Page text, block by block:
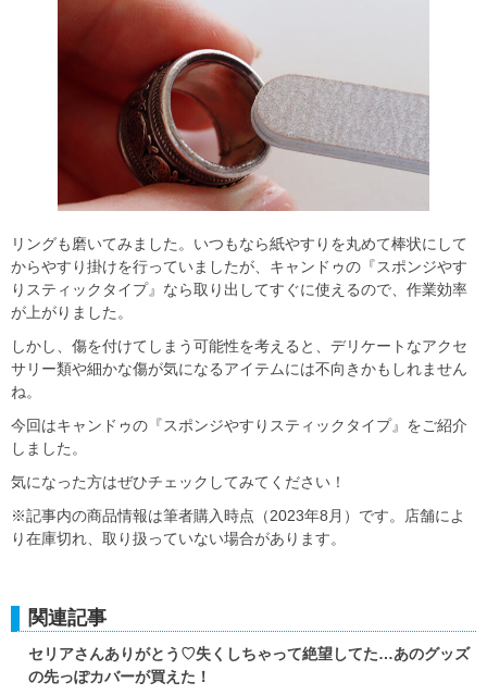
リングも磨いてみました。いつもなら紙やすりを丸めて棒状にして
からやすり掛けを行っていましたが、キャンドゥの『スポンジやす
りスティックタイプ』なら取り出してすぐに使えるので、作業効率
が上がりました。
しかし、傷を付けてしまう可能性を考えると、デリケートなアクセ
サリー類や細かな傷が気になるアイテムには不向きかもしれません
ね。
今回はキャンドゥの『スポンジやすりスティックタイプ』をご紹介
しました。
気になった方はぜひチェックしてみてください！
※記事内の商品情報は筆者購入時点（2023年8月）です。店舗によ
り在庫切れ、取り扱っていない場合があります。
関連記事
セリアさんありがとう♡失くしちゃって絶望してた…あのグッズ
の先っぽカバーが買えた！